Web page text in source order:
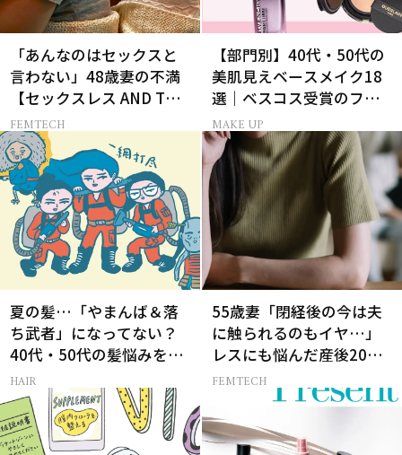
「あんなのはセックスと
言わない」48歳妻の不満
【セックスレス AND THE
CITY -女たちの告白-】
FEMTECH
【部門別】40代・50代の
美肌見えベースメイク18
選｜ベスコス受賞のファ
ンデ・下地・パウダー
MAKE UP
夏の髪…「やまんば＆落
ち武者」になってない？
40代・50代の髪悩みをレ
スキューする裏ワザ
HAIR
55歳妻「閉経後の今は夫
に触られるのもイヤ…」
レスにも悩んだ産後20年
の葛藤
FEMTECH